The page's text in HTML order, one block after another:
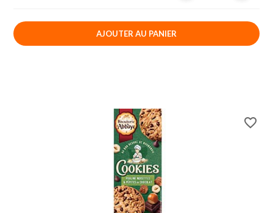
AJOUTER AU PANIER
favorite_border